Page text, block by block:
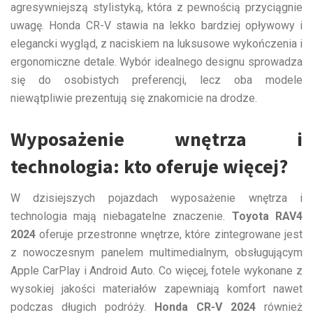
agresywniejszą stylistyką, która z pewnością przyciągnie
uwagę. Honda CR-V stawia na lekko bardziej opływowy i
elegancki wygląd, z naciskiem na luksusowe wykończenia i
ergonomiczne detale. Wybór idealnego designu sprowadza
się do osobistych preferencji, lecz oba modele
niewątpliwie prezentują się znakomicie na drodze.
Wyposażenie wnętrza i
technologia: kto oferuje więcej?
W dzisiejszych pojazdach wyposażenie wnętrza i
technologia mają niebagatelne znaczenie. Toyota RAV4
2024 oferuje przestronne wnętrze, które zintegrowane jest
z nowoczesnym panelem multimedialnym, obsługującym
Apple CarPlay i Android Auto. Co więcej, fotele wykonane z
wysokiej jakości materiałów zapewniają komfort nawet
podczas długich podróży. Honda CR-V 2024 również